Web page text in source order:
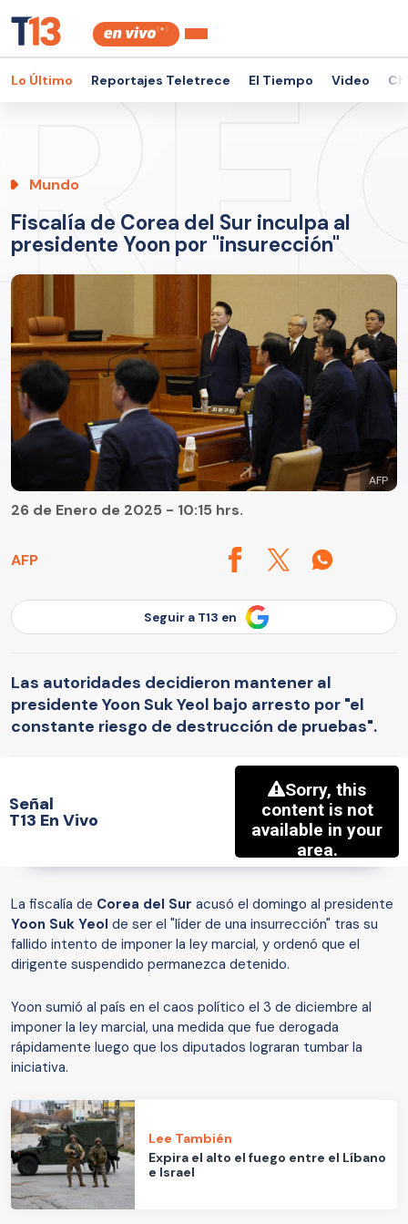
Lo Último Reportajes Teletrece El Tiempo Video
Mundo
Fiscalía de Corea del Sur inculpa al
presidente Yoon por "insurección"
AFP
AFP
26 de Enero de 2025 - 10:15 hrs.
Seguir a T13 en
Las autoridades decidieron mantener al
presidente Yoon Suk Yeol bajo arresto por "el
constante riesgo de destrucción de pruebas".
Señal
T13 En Vivo
La fiscalía de Corea del Sur acusó el domingo al presidente
Yoon Suk Yeol de ser el "líder de una insurrección" tras su
fallido intento de imponer la ley marcial, y ordenó que el
dirigente suspendido permanezca detenido.
Yoon sumió al país en el caos político el 3 de diciembre al
imponer la ley marcial, una medida que fue derogada
rápidamente luego que los diputados lograran tumbar la
iniciativa.
Lee También
Expira el alto el fuego entre el Líbano
e Israel